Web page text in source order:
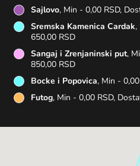
Sajlovo, Min - 0,00 RSD,
Sremska Kamenica Cardak,
650,00 RSD
Sangaj i Zrenjaninski put,
850,00 RSD
Bocke i Popovica, Min -
Futog, Min - 0,00 RSD,